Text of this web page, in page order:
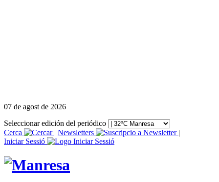
07 de agost de 2026
Seleccionar edición del periódico
Cerca
| Newsletters
|
Iniciar Sessió